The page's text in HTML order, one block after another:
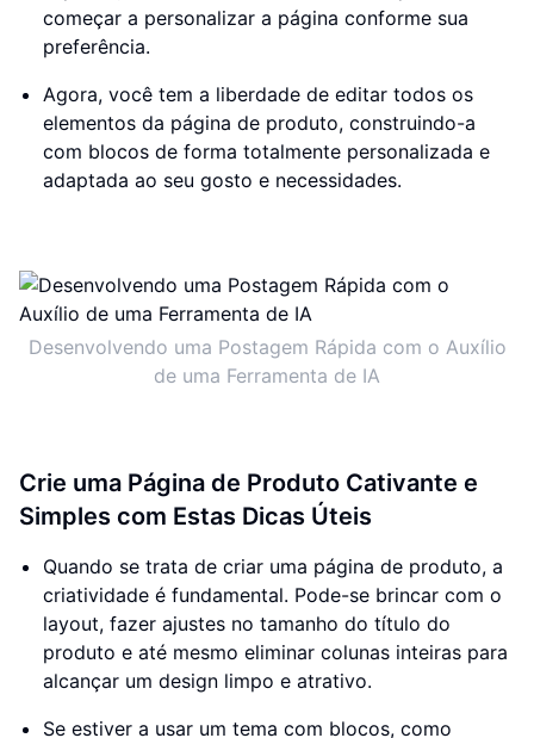
começar a personalizar a página conforme sua
preferência.
Agora, você tem a liberdade de editar todos os
elementos da página de produto, construindo-a
com blocos de forma totalmente personalizada e
adaptada ao seu gosto e necessidades.
Desenvolvendo uma Postagem Rápida com o Auxílio
de uma Ferramenta de IA
Crie uma Página de Produto Cativante e
Simples com Estas Dicas Úteis
Quando se trata de criar uma página de produto, a
criatividade é fundamental. Pode-se brincar com o
layout, fazer ajustes no tamanho do título do
produto e até mesmo eliminar colunas inteiras para
alcançar um design limpo e atrativo.
Se estiver a usar um tema com blocos, como